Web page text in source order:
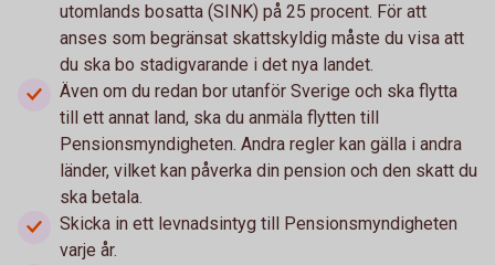
utomlands bosatta (SINK) på 25 procent. För att
anses som begränsat skattskyldig måste du visa att
du ska bo stadigvarande i det nya landet.
Även om du redan bor utanför Sverige och ska flytta
till ett annat land, ska du anmäla flytten till
Pensionsmyndigheten. Andra regler kan gälla i andra
länder, vilket kan påverka din pension och den skatt du
ska betala.
Skicka in ett levnadsintyg till Pensionsmyndigheten
varje år.